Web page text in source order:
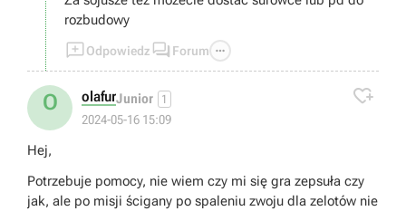
rozbudowy
Odpowiedz  Forum 
O olafurJunior 1
2024-05-16 15:09

Hej,
Potrzebuje pomocy, nie wiem czy mi się gra zepsuła czy
jak, ale po misji ścigany po spaleniu zwoju dla zelotów nie